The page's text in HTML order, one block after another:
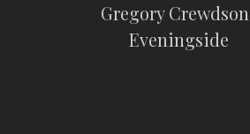
Gregory Crewdson |
Eveningside